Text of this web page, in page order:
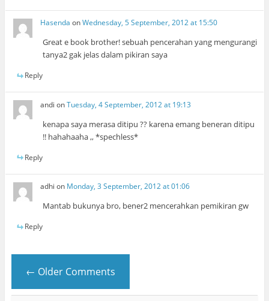
Hasenda onWednesday, 5 September, 2012 at 15:50
Great e book brother! sebuah pencerahan yang mengurangi
tanya2 gak jelas dalam pikiran saya
Reply
andi onTuesday, 4 September, 2012 at 19:13
kenapa saya merasa ditipu ?? karena emang beneran ditipu
!! hahahaaha ,, *spechless*
Reply
adhi on Monday, 3 September, 2012 at 01:06
Mantab bukunya bro, bener2 mencerahkan pemikiran gw
Reply
← Older Comments